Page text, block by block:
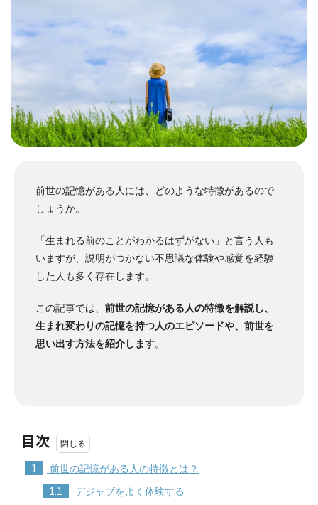
前世の記憶がある人には、どのような特徴があるので
しょうか。
「生まれる前のことがわかるはずがない」と言う人も
いますが、説明がつかない不思議な体験や感覚を経験
した人も多く存在します。
この記事では、 前世の記憶がある人の特徴を解説し、
生まれ変わりの記憶を持つ人のエピソードや、前世を
思い出す方法を紹介します。
目次
1 前世の記憶がある人の特徴とは？
1.1 デジャブをよく体験する